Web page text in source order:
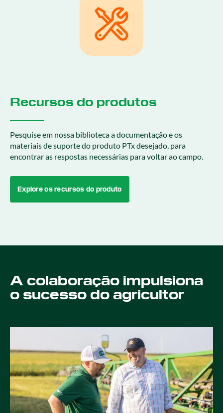
Recursos do produtos
Pesquise em nossa biblioteca a documentação e os
materiais de suporte do produto PTx desejado, para
encontrar as respostas necessárias para voltar ao campo.
Explore os recursos do produto
A colaboração impulsiona
o sucesso do agricultor